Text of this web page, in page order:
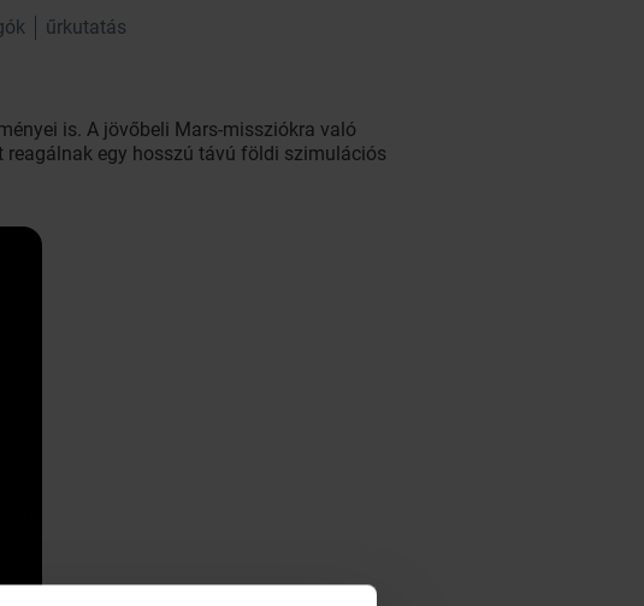
űrkutatás
is. A jövőbeli Mars-missziókra való
egy hosszú távú földi szimulációs